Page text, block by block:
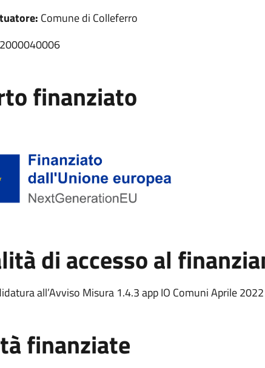
Comune di Colleferro
finanziato
di accesso al
all’Avviso Misura 1.4.3 app IO Comuni Aprile 2022
finanziate